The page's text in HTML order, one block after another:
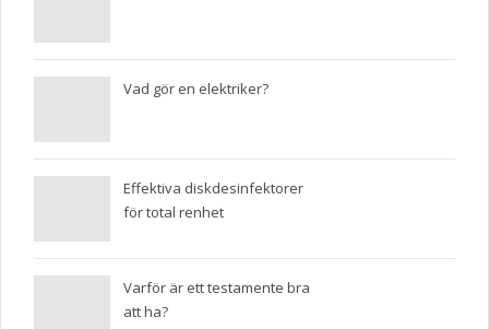
Vad gör en elektriker?
Effektiva diskdesinfektorer
för total renhet
Varför är ett testamente bra
att ha?